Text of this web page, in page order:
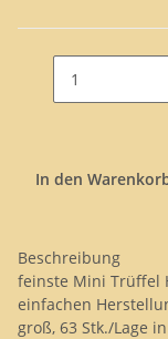
In den
Beschreibung
feinste Mini Trüffel
einfachen
groß, 63 Stk./Lage